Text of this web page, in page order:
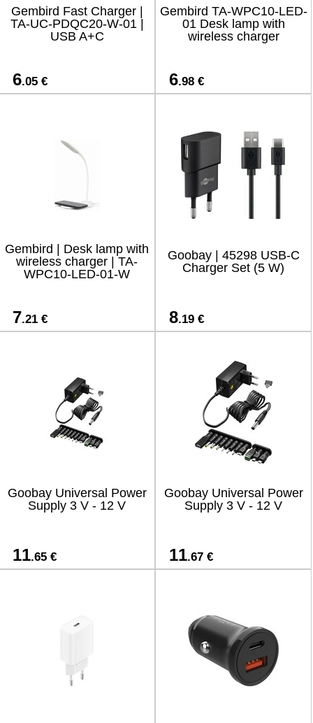
Gembird Fast Charger |
TA-UC-PDQC20-W-01 |
USB A+C
6.05 €
Gembird TA-WPC10-LED-
01 Desk lamp with
wireless charger
6.98 €
Gembird | Desk lamp with
wireless charger | TA-
WPC10-LED-01-W
7.21 €
Goobay | 45298 USB-C
Charger Set (5 W)
8.19 €
Goobay Universal Power
Supply 3 V - 12 V
11.65 €
Goobay Universal Power
Supply 3 V - 12 V
11.67 €